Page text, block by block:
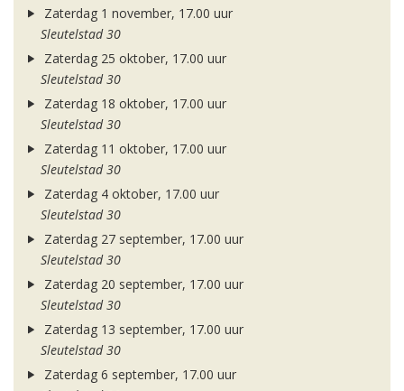
Zaterdag 1 november, 17.00 uur
Sleutelstad 30
Zaterdag 25 oktober, 17.00 uur
Sleutelstad 30
Zaterdag 18 oktober, 17.00 uur
Sleutelstad 30
Zaterdag 11 oktober, 17.00 uur
Sleutelstad 30
Zaterdag 4 oktober, 17.00 uur
Sleutelstad 30
Zaterdag 27 september, 17.00 uur
Sleutelstad 30
Zaterdag 20 september, 17.00 uur
Sleutelstad 30
Zaterdag 13 september, 17.00 uur
Sleutelstad 30
Zaterdag 6 september, 17.00 uur